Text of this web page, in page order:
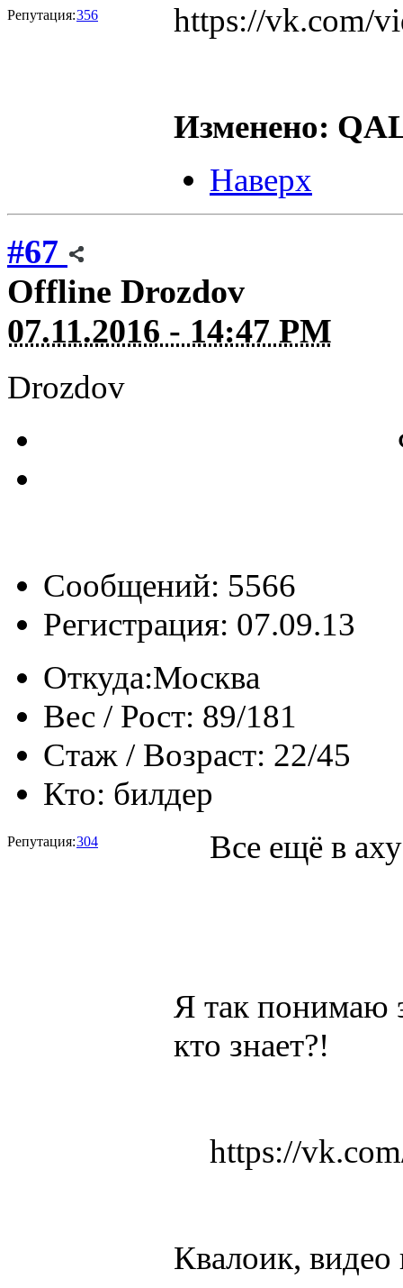
Репутация:356 https://vk.com/
Изменено:
Наверх
#67
Offline Drozdov
07.11.2016 - 14:47 PM
Drozdov
Сообщений: 5566
Регистрация: 07.09.13
Откуда:Москва
Вес / Рост: 89/181
Стаж / Возраст: 22/45
Кто: билдер
Репутация:304 Все ещё в
Я так понимаю
кто знает?!
https://
Квалоик, видео